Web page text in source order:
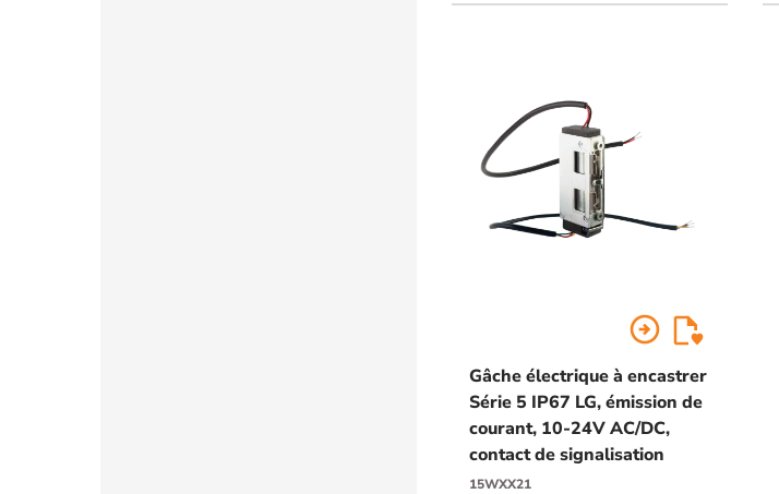
arrow_circle_right
Gâche électrique à encastrer
Série 5 IP67 LG, émission de
courant, 10-24V AC/DC,
contact de signalisation
15WXX21